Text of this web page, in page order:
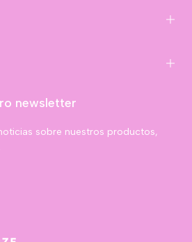
newsletter
sobre nuestros productos,